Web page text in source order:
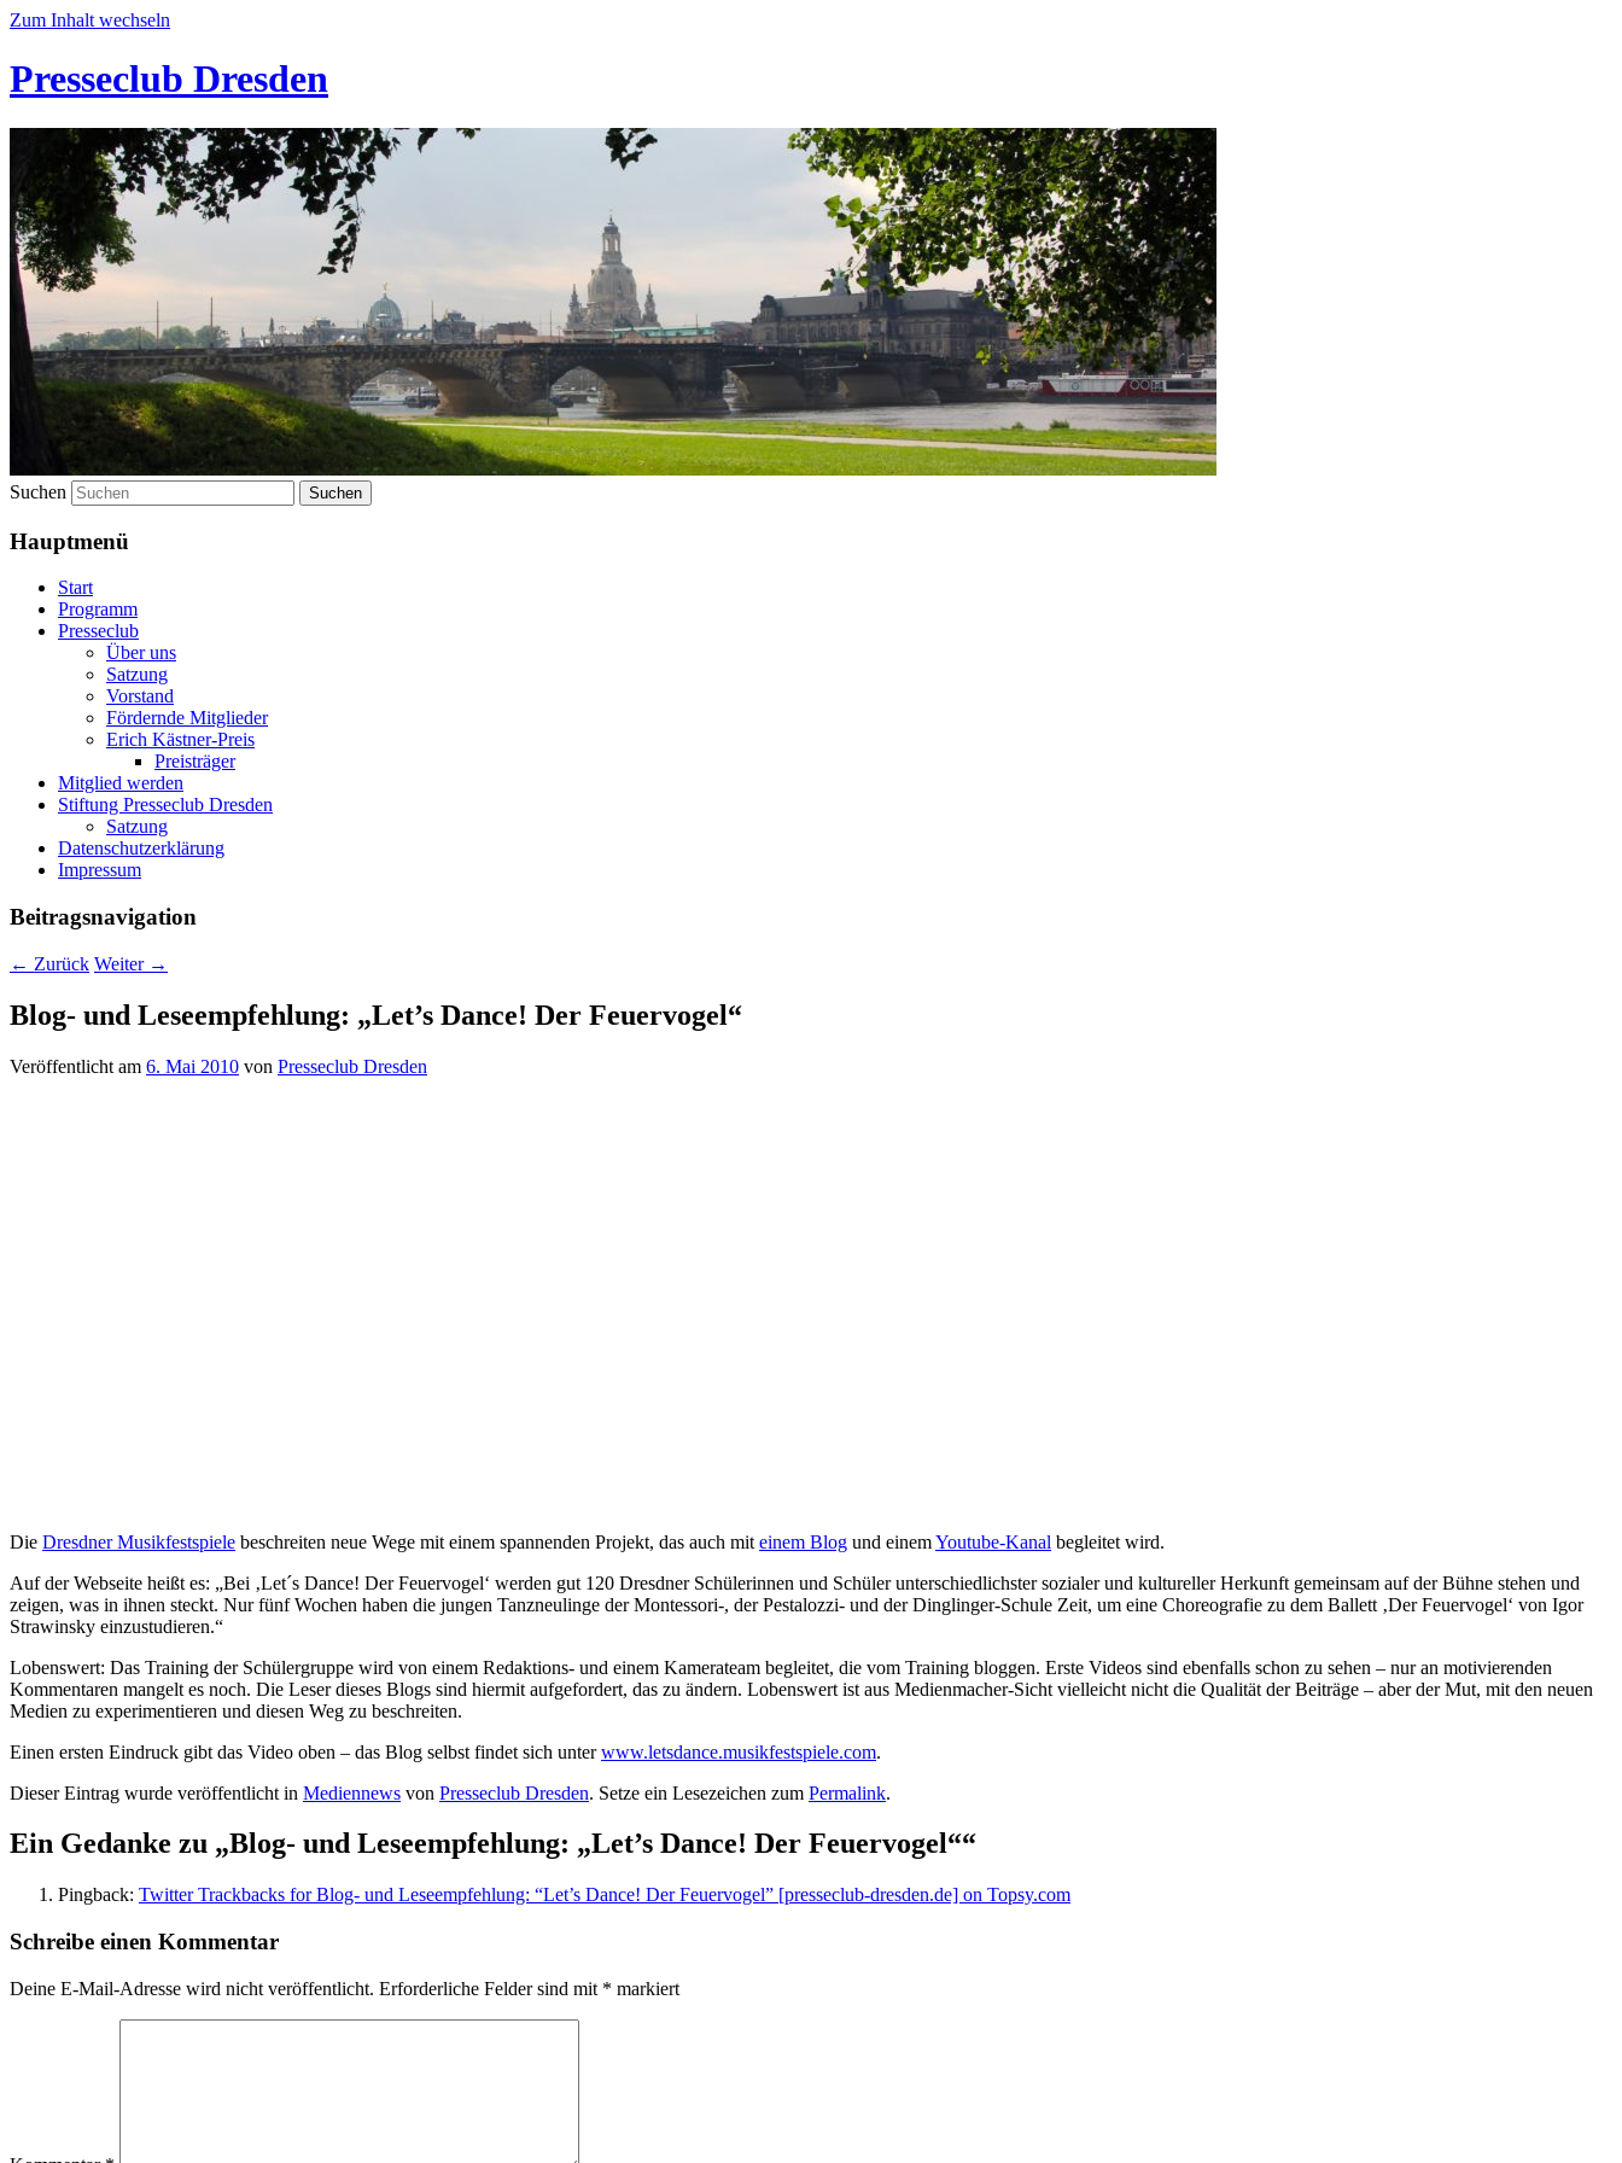
Zum Inhalt wechseln
Presseclub Dresden
Suchen
Hauptmenü
Start
Programm
Presseclub
Über uns
Satzung
Vorstand
Fördernde Mitglieder
Erich Kästner-Preis
Preisträger
Mitglied werden
Stiftung Presseclub Dresden
Satzung
Datenschutzerklärung
Impressum
Beitragsnavigation
← Zurück Weiter →
Blog- und Leseempfehlung: „Let’s Dance! Der Feuervogel“
Veröffentlicht am 6. Mai 2010 von Presseclub Dresden
Die Dresdner Musikfestspiele beschreiten neue Wege mit einem spannenden Projekt, das auch mit einem Blog und einemYoutube-Kanal begleitet wird.
Auf der Webseite heißt es: „Bei ‚Let´s Dance! Der Feuervogel‘ werden gut 120 Dresdner Schülerinnen und Schüler unterschiedlichster sozialer und kultureller Herkunft gemeinsam auf der Bühne stehen und
zeigen, was in ihnen steckt. Nur fünf Wochen haben die jungen Tanzneulinge der Montessori-, der Pestalozzi- und der Dinglinger-Schule Zeit, um eine Choreografie zu dem Ballett ‚Der Feuervogel‘ von Igor
Strawinsky einzustudieren.“
Lobenswert: Das Training der Schülergruppe wird von einem Redaktions- und einem Kamerateam begleitet, die vom Training bloggen. Erste Videos sind ebenfalls schon zu sehen – nur an motivierenden
Kommentaren mangelt es noch. Die Leser dieses Blogs sind hiermit aufgefordert, das zu ändern. Lobenswert ist aus Medienmacher-Sicht vielleicht nicht die Qualität der Beiträge – aber der Mut, mit den neuen
Medien zu experimentieren und diesen Weg zu beschreiten.
Einen ersten Eindruck gibt das Video oben – das Blog selbst findet sich unterwww.letsdance.musikfestspiele.com.
Dieser Eintrag wurde veröffentlicht in Mediennews von Presseclub Dresden. Setze ein Lesezeichen zum Permalink.
Ein Gedanke zu „Blog- und Leseempfehlung: „Let’s Dance! Der Feuervogel““
Pingback: Twitter Trackbacks for Blog- und Leseempfehlung: “Let’s Dance! Der Feuervogel” [presseclub-dresden.de] on Topsy.com
Schreibe einen Kommentar
Deine E-Mail-Adresse wird nicht veröffentlicht. Erforderliche Felder sind mit * markiert